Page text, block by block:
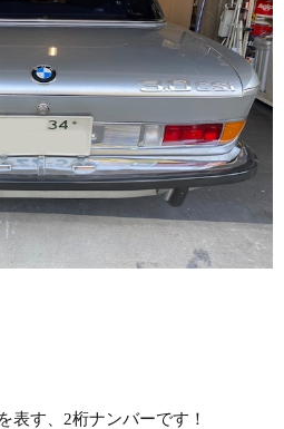
表す、2桁ナンバーです！